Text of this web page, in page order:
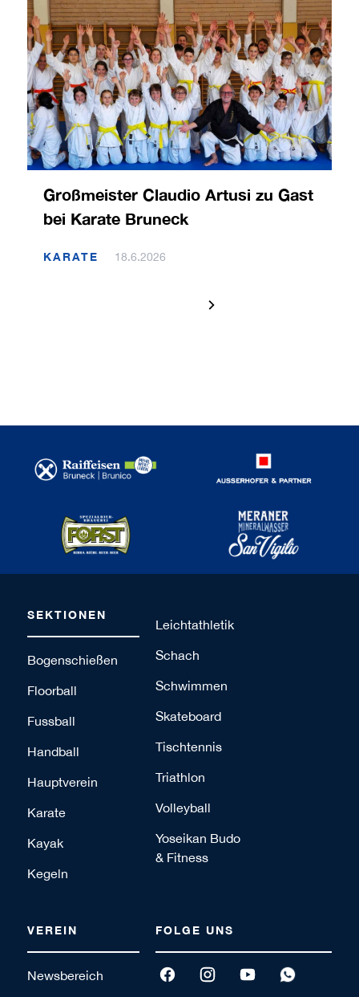
Großmeister Claudio Artusi zu Gast
bei Karate Bruneck
KARATE 18.6.2026
SEKTIONEN
Bogenschießen
Floorball
Fussball
Handball
Hauptverein
Karate
Kayak
Kegeln
Leichtathletik
Schach
Schwimmen
Skateboard
Tischtennis
Triathlon
Volleyball
Yoseikan Budo
& Fitness
VEREIN
Newsbereich
FOLGE UNS